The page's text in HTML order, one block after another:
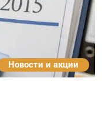
Новости и акции